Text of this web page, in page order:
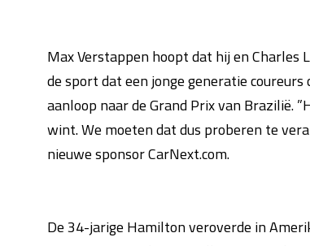
Max Verstappen hoopt dat hij en Charles
de sport dat een jonge generatie
aanloop naar de Grand Prix van Brazilië.
wint. We moeten dat dus proberen te
nieuwe sponsor CarNext.com.
De 34-jarige Hamilton veroverde in